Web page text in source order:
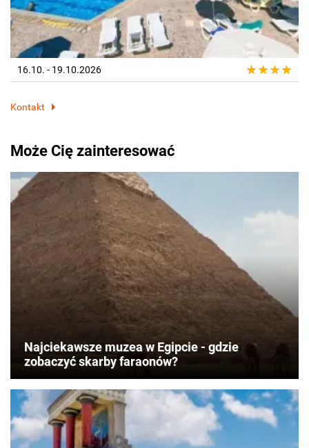
16.10. - 19.10.2026
Kontakt
Może Cię zainteresować
Najciekawsze muzea w Egipcie - gdzie
zobaczyć skarby faraonów?